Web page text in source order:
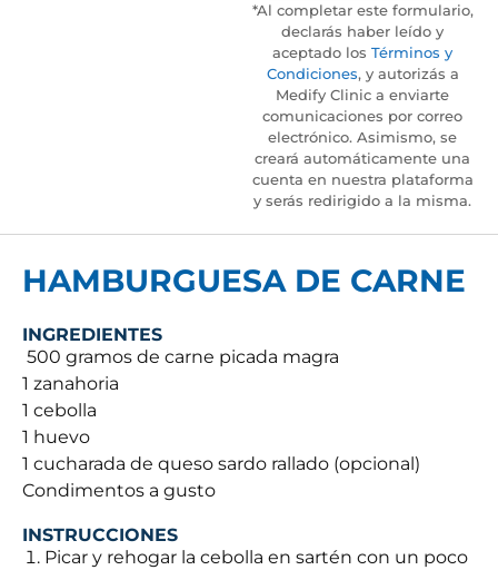
*Al completar este formulario,
declarás haber leído y
aceptado los Términos y
Condiciones, y autorizás a
Medify Clinic a enviarte
comunicaciones por correo
electrónico. Asimismo, se
creará automáticamente una
cuenta en nuestra plataforma
y serás redirigido a la misma.
HAMBURGUESA DE CARNE
INGREDIENTES
500 gramos de carne picada magra
1 zanahoria
1 cebolla
1 huevo
1 cucharada de queso sardo rallado (opcional)
Condimentos a gusto
INSTRUCCIONES
Picar y rehogar la cebolla en sartén con un poco